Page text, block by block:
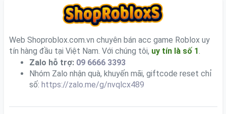
Web Shoproblox.com.vn chuyên bán acc game Roblox uy
tín hàng đầu tại Việt Nam. Với chúng tôi, uy tín là số 1
Zalo hỗ trợ: 09 6666 3393
Nhóm Zalo nhận quà, khuyến mãi, giftcode reset chỉ
số: https://zalo.me/g/nvqlcx489